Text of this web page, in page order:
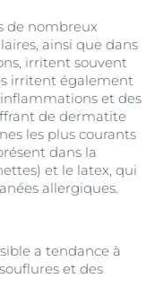
de nombreux
ainsi que dans
irritent souvent
irritent également
et des
de dermatite
les plus courants
dans la
et le latex, qui
allergiques.
a tendance à
et des